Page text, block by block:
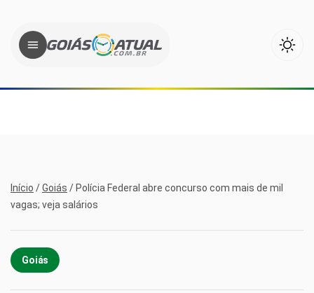
Início /Goiás / Polícia Federal abre concurso com mais de mil
vagas; veja salários
Goiás